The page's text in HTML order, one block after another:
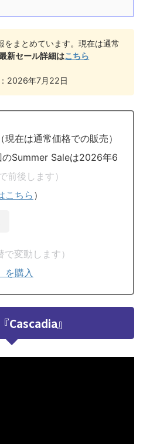
まとめています。現在は通常
新セール詳細はこちら
2026年7月22日
現在は通常価格での販売）
のSummer Saleは2026年6
前後します）
こちら ）
で変動します）
を購入
Cascadia』